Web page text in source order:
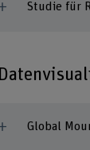
Studie für
Global